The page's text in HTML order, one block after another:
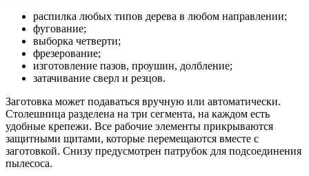
распилка любых типов дерева в любом направлении;
фугование;
выборка четверти;
фрезерование;
изготовление пазов, проушин, долбление;
затачивание сверл и резцов.
Заготовка может подаваться вручную или автоматически.
Столешница разделена на три сегмента, на каждом есть
удобные крепежи. Все рабочие элементы прикрываются
защитными щитами, которые перемещаются вместе с
заготовкой. Снизу предусмотрен патрубок для подсоединения
пылесоса.